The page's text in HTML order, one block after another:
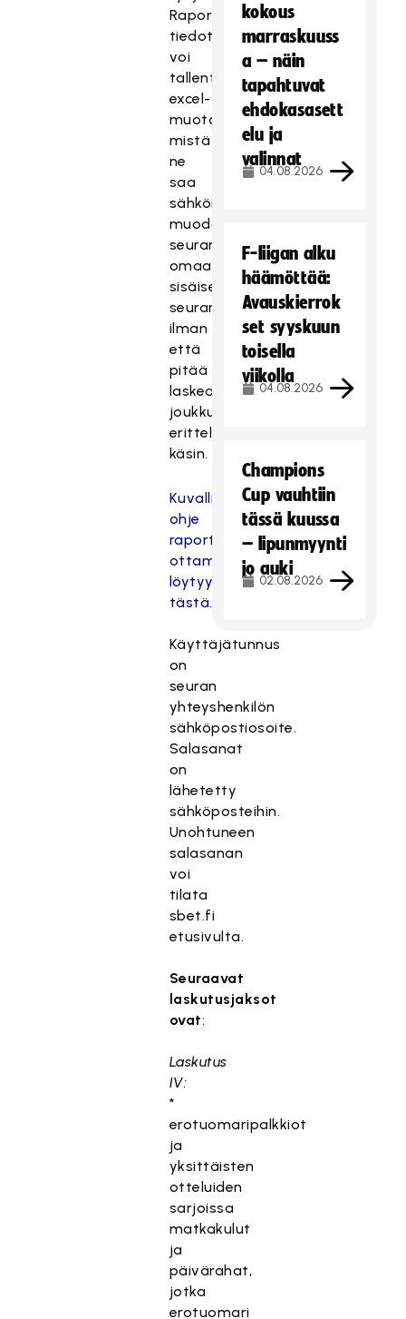
Raportin
tiedot
voi
tallentaa
excel-
muotoon,
mistä
ne
saa
sähköisessä
muodossa
seuran
omaan
sisäiseen
seurantaan,
ilman
että
pitää
laskea
joukkuekohtaisia
erittelyitä
käsin.
Kuvallinen
ohje
raportin
ottamiseen
löytyy
tästä.
Käyttäjätunnus
on
seuran
yhteyshenkilön
sähköpostiosoite.
Salasanat
on
lähetetty
sähköposteihin.
Unohtuneen
salasanan
voi
tilata
sbet.fi
etusivulta.
Seuraavat
laskutusjaksot
ovat:
Laskutus
IV:
*
erotuomaripalkkiot
ja
yksittäisten
otteluiden
sarjoissa
matkakulut
ja
päivärahat,
jotka
erotuomari
kokous
marraskuuss
a – näin
tapahtuvat
ehdokasasett
elu ja
valinnat
04.08.2026
F-liigan alku
häämöttää:
Avauskierrok
set syyskuun
toisella
viikolla
04.08.2026
Champions
Cup vauhtiin
tässä kuussa
– lipunmyynti
jo auki
02.08.2026